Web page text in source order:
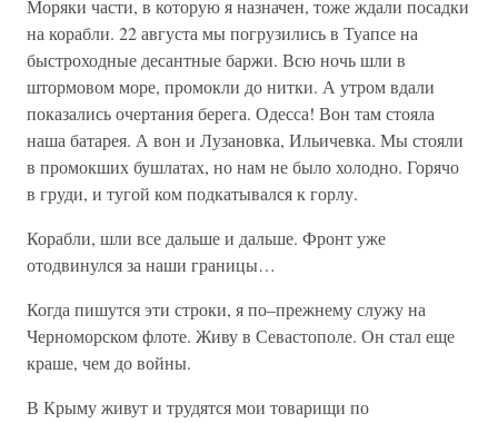
Моряки части, в которую я назначен, тоже ждали посадки
на корабли. 22 августа мы погрузились в Туапсе на
быстроходные десантные баржи. Всю ночь шли в
штормовом море, промокли до нитки. А утром вдали
показались очертания берега. Одесса! Вон там стояла
наша батарея. А вон и Лузановка, Ильичевка. Мы стояли
в промокших бушлатах, но нам не было холодно. Горячо
в груди, и тугой ком подкатывался к горлу.
Корабли, шли все дальше и дальше. Фронт уже
отодвинулся за наши границы…
Когда пишутся эти строки, я по–прежнему служу на
Черноморском флоте. Живу в Севастополе. Он стал еще
краше, чем до войны.
В Крыму живут и трудятся мои товарищи по